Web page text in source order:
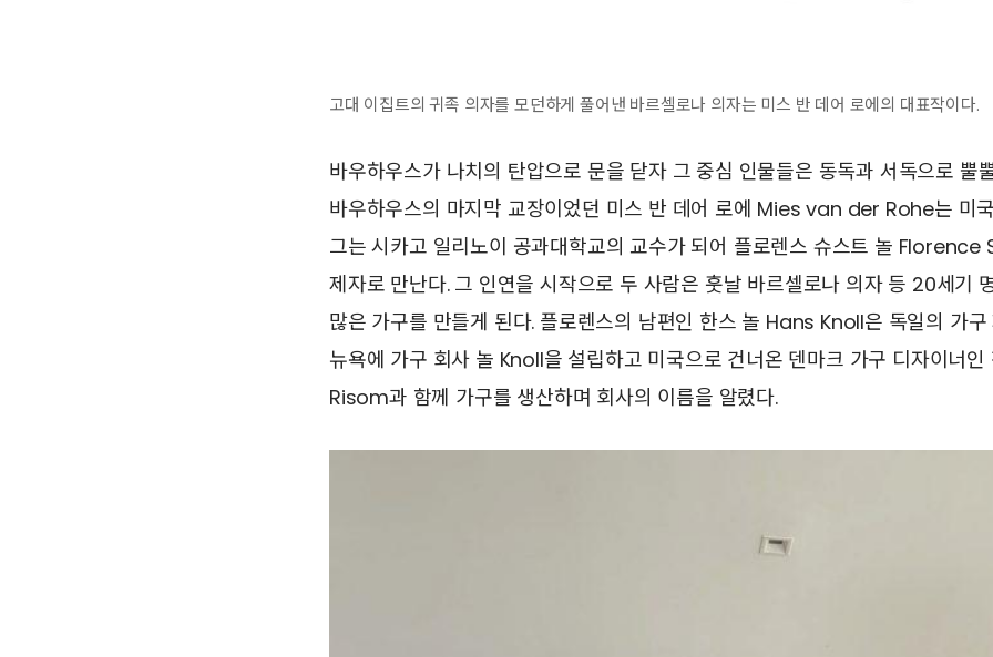
고대 이집트의 귀족 의자를 모던하게 풀어낸 바르셀로나 의자는 미스 반 데어 로에의 대표작이다.
바우하우스가 나치의 탄압으로 문을 닫자 그 중심 인물들은 동독과 서독으로 뿔
바우하우스의 마지막 교장이었던 미스 반 데어 로에 Mies van der Rohe는 미
그는 시카고 일리노이 공과대학교의 교수가 되어 플로렌스 슈스트 놀
제자로 만난다. 그 인연을 시작으로 두 사람은 훗날 바르셀로나 의자 등 20세기
많은 가구를 만들게 된다. 플로렌스의 남편인 한스 놀 Hans Knoll은 독일의 가구
뉴욕에 가구 회사 놀 Knoll을 설립하고 미국으로 건너온 덴마크 가구 디자이너
Risom과 함께 가구를 생산하며 회사의 이름을 알렸다.